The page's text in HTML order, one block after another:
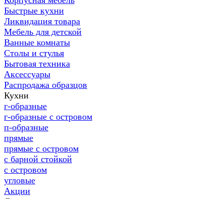
Быстрые кухни
Ликвидация товара
Мебель для детской
Ванные комнаты
Столы и стулья
Бытовая техника
Аксессуары
Распродажа образцов
Кухни
г-образные
г-образные с островом
п-образные
прямые
прямые с островом
с барной стойкой
с островом
угловые
Акции